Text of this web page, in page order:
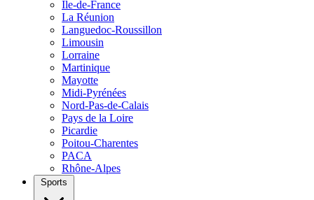
Ile-de-France
La Réunion
Languedoc-Roussillon
Limousin
Lorraine
Martinique
Mayotte
Midi-Pyrénées
Nord-Pas-de-Calais
Pays de la Loire
Picardie
Poitou-Charentes
PACA
Rhône-Alpes
Sports